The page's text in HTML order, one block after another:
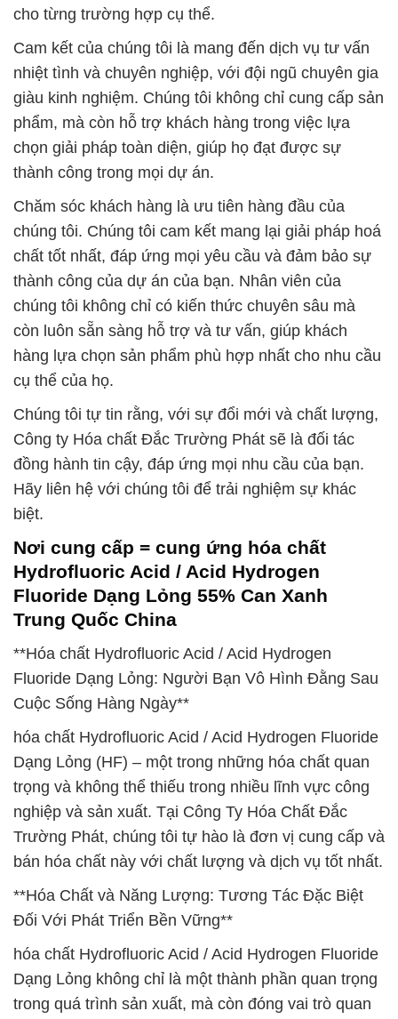
cho từng trường hợp cụ thể.
Cam kết của chúng tôi là mang đến dịch vụ tư vấn
nhiệt tình và chuyên nghiệp, với đội ngũ chuyên gia
giàu kinh nghiệm. Chúng tôi không chỉ cung cấp sản
phẩm, mà còn hỗ trợ khách hàng trong việc lựa
chọn giải pháp toàn diện, giúp họ đạt được sự
thành công trong mọi dự án.
Chăm sóc khách hàng là ưu tiên hàng đầu của
chúng tôi. Chúng tôi cam kết mang lại giải pháp hoá
chất tốt nhất, đáp ứng mọi yêu cầu và đảm bảo sự
thành công của dự án của bạn. Nhân viên của
chúng tôi không chỉ có kiến thức chuyên sâu mà
còn luôn sẵn sàng hỗ trợ và tư vấn, giúp khách
hàng lựa chọn sản phẩm phù hợp nhất cho nhu cầu
cụ thể của họ.
Chúng tôi tự tin rằng, với sự đổi mới và chất lượng,
Công ty Hóa chất Đắc Trường Phát sẽ là đối tác
đồng hành tin cậy, đáp ứng mọi nhu cầu của bạn.
Hãy liên hệ với chúng tôi để trải nghiệm sự khác
biệt.
Nơi cung cấp = cung ứng hóa chất
Hydrofluoric Acid / Acid Hydrogen
Fluoride Dạng Lỏng 55% Can Xanh
Trung Quốc China
**Hóa chất Hydrofluoric Acid / Acid Hydrogen
Fluoride Dạng Lỏng: Người Bạn Vô Hình Đằng Sau
Cuộc Sống Hàng Ngày**
hóa chất Hydrofluoric Acid / Acid Hydrogen Fluoride
Dạng Lỏng (HF) – một trong những hóa chất quan
trọng và không thể thiếu trong nhiều lĩnh vực công
nghiệp và sản xuất. Tại Công Ty Hóa Chất Đắc
Trường Phát, chúng tôi tự hào là đơn vị cung cấp và
bán hóa chất này với chất lượng và dịch vụ tốt nhất.
**Hóa Chất và Năng Lượng: Tương Tác Đặc Biệt
Đối Với Phát Triển Bền Vững**
hóa chất Hydrofluoric Acid / Acid Hydrogen Fluoride
Dạng Lỏng không chỉ là một thành phần quan trọng
trong quá trình sản xuất, mà còn đóng vai trò quan